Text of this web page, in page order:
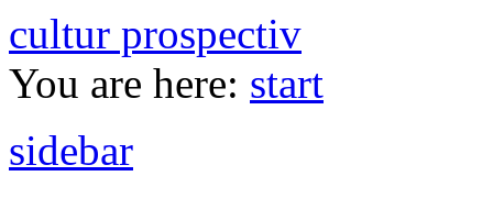
cultur prospectiv
You are here: start
sidebar